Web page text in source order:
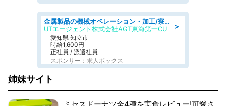
＞
金属製品の機械オペレーション・加工/寮完備/日払い/工場・製造
UTエージェント株式会社AGT東海第一CU
愛知県 知立市
時給1,600円
正社員 / 派遣社員
スポンサー：求人ボックス
姉妹サイト